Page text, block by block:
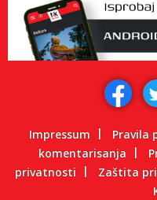
Impressum Pravila
komentarisanja
privatnosti
Zaštita